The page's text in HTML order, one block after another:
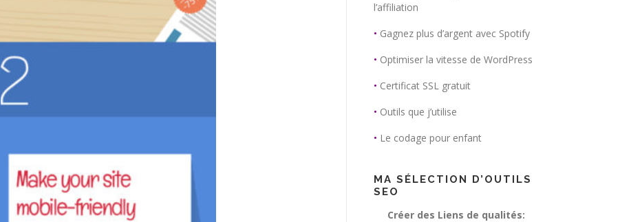
l’affiliation
• Gagnez plus d’argent avec Spotify
• Optimiser la vitesse de WordPress
• Certificat SSL gratuit
• Outils que j’utilise
• Le codage pour enfant
MA SÉLECTION D’OUTILS
SEO
Créer des Liens de qualités: